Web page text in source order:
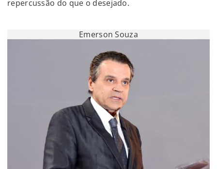
repercussão do que o desejado.
Emerson Souza